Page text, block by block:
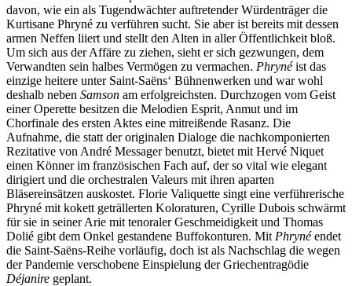
davon, wie ein als Tugendwächter auftretender Würdenträger die
Kurtisane Phryné zu verführen sucht. Sie aber ist bereits mit dessen
armen Neffen liiert und stellt den Alten in aller Öffentlichkeit bloß.
Um sich aus der Affäre zu ziehen, sieht er sich gezwungen, dem
Verwandten sein halbes Vermögen zu vermachen. Phrynéist das
einzige heitere unter Saint-Saëns‘ Bühnenwerken und war wohl
deshalb neben Samson am erfolgreichsten. Durchzogen vom Geist
einer Operette besitzen die Melodien Esprit, Anmut und im
Chorfinale des ersten Aktes eine mitreißende Rasanz. Die
Aufnahme, die statt der originalen Dialoge die nachkomponierten
Rezitative von André Messager benutzt, bietet mit Hervé Niquet
einen Könner im französischen Fach auf, der so vital wie elegant
dirigiert und die orchestralen Valeurs mit ihren aparten
Bläsereinsätzen auskostet. Florie Valiquette singt eine verführerische
Phryné mit kokett geträllerten Koloraturen, Cyrille Dubois schwärmt
für sie in seiner Arie mit tenoraler Geschmeidigkeit und Thomas
Dolié gibt dem Onkel gestandene Buffokonturen. Mit Phrynéendet
die Saint-Saëns-Reihe vorläufig, doch ist als Nachschlag die wegen
der Pandemie verschobene Einspielung der Griechentragödie
Déjanire geplant.